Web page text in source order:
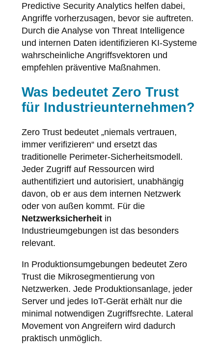
Predictive Security Analytics helfen dabei,
Angriffe vorherzusagen, bevor sie auftreten.
Durch die Analyse von Threat Intelligence
und internen Daten identifizieren KI-Systeme
wahrscheinliche Angriffsvektoren und
empfehlen präventive Maßnahmen.
Was bedeutet Zero Trust
für Industrieunternehmen?
Zero Trust bedeutet „niemals vertrauen,
immer verifizieren“ und ersetzt das
traditionelle Perimeter-Sicherheitsmodell.
Jeder Zugriff auf Ressourcen wird
authentifiziert und autorisiert, unabhängig
davon, ob er aus dem internen Netzwerk
oder von außen kommt. Für die
Netzwerksicherheitin
Industrieumgebungen ist das besonders
relevant.
In Produktionsumgebungen bedeutet Zero
Trust die Mikrosegmentierung von
Netzwerken. Jede Produktionsanlage, jeder
Server und jedes IoT-Gerät erhält nur die
minimal notwendigen Zugriffsrechte. Lateral
Movement von Angreifern wird dadurch
praktisch unmöglich.